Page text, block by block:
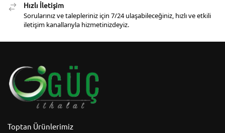
Hızlı İletişim
Sorularınız ve talepleriniz için 7/24 ulaşabileceğiniz, hızlı ve etkili
iletişim kanallarıyla hizmetinizdeyiz.
Toptan Ürünlerimiz